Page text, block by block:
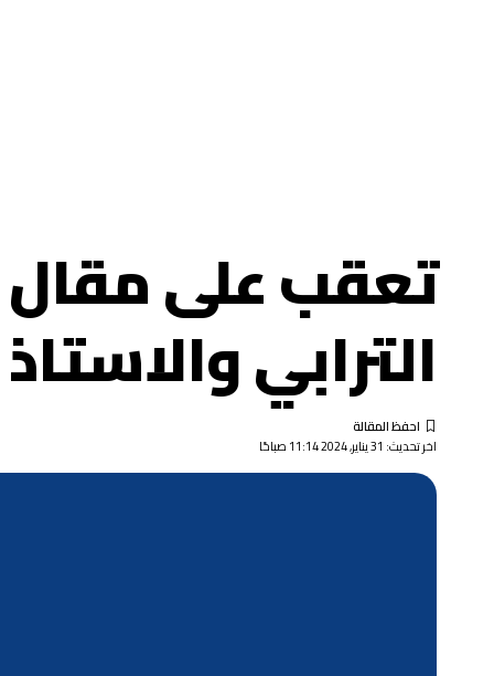
تعقب على مقال
الترابي
اخر تحديث: 31 يناير, 2024 11:14 صباحًا